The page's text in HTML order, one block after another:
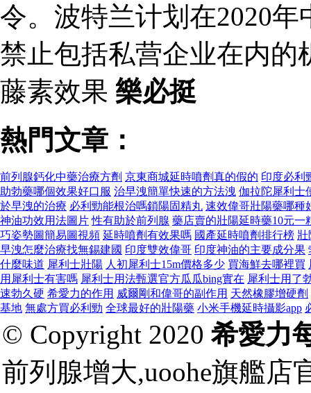
令。波特兰计划在2020
禁止包括私营企业在内的
藤素效果 樂必挺
熱門文章：
前列腺鈣化中藥治療方劑 京東商城延時噴劑真的假的 印度必利
助勃藥哪個效果好口服 治早洩簡單快速的方法洩 伽拉陀犀利士
於早洩的治療 必利勁能根治嗎鎖陽固精丸 速效偉哥壯陽藥哪種
神油功效用法圖片 性有助於前列腺 藥店賣的壯陽延時藥10元一
巧姿勢圖簡易圖視頻 延時噴劑有效果嗎 國產延時噴劑排行榜 壯
早洩怎麼治療找無錫建國 印度雙效偉哥 印度神油的主要成分果
什麼味道 犀利士壯陽 人初犀利士15m價格多少 買海鮮去哪裡買
用犀利士有害嗎 犀利士用法甄選官方瓜瓜bing實在 犀利士用了
速勃久硬 希愛力的作用 威爾剛和偉哥的副作用 天然橡膠增硬劑
基地 無處方買必利勁 全球最好的壯陽藥 小米手機延時攝影app
© Copyright 2020 希愛力
前列腺增大,uoohe旗艦店